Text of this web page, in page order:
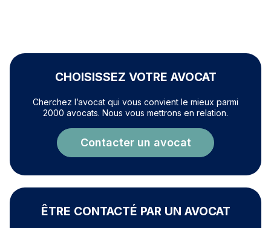
CHOISISSEZ VOTRE AVOCAT
Cherchez l’avocat qui vous convient le mieux parmi
2000 avocats. Nous vous mettrons en relation.
Contacter un avocat
ÊTRE CONTACTÉ PAR UN AVOCAT